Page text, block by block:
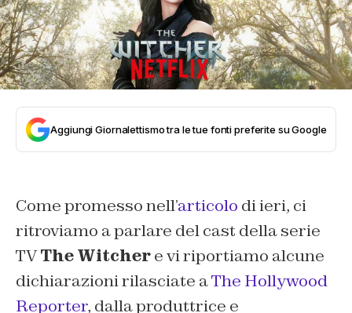
Aggiungi Giornalettismo tra le tue fonti preferite su Google
Come promesso nell’articolo di ieri, ci
ritroviamo a parlare del cast della serie
TVThe Witchere vi riportiamo alcune
dichiarazioni rilasciate aThe Hollywood
Reporter, dalla produttrice e